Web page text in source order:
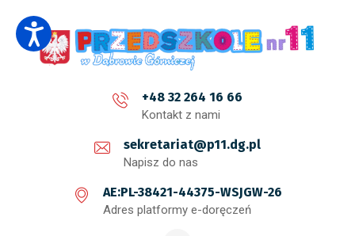
+48 32 264 16 66
Kontakt z nami
sekretariat@p11.dg.pl
Napisz do nas
AE:PL-38421-44375-WSJGW-26
Adres platformy e-doręczeń